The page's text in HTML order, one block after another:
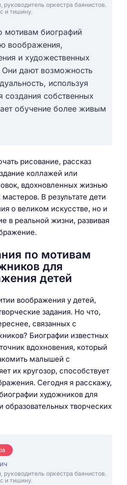
руководитель оркестра баянистов.
и тишину.
мотивам биографий
воображения,
и художественных
Они дают возможность
используя
создания собственных
обучение более живым
рисование, рассказ
коллажей или
вдохновленных жизнью
В результате дети
о великом искусстве, но и
в реальной жизни, развивая
по мотивам
для
детей
воображения у детей,
задания. Но что,
связанных с
Биографии известных
вдохновения, который
малышей с
их кругозор, способствует
Сегодня я расскажу,
художников для
образовательных творческих
руководитель оркестра баянистов.
и тишину.